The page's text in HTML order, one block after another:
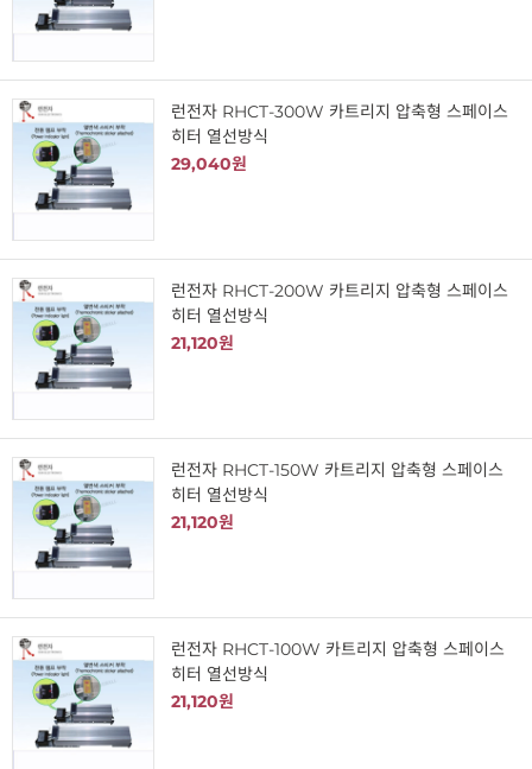
런전자 RHCT-300W 카트리지 압축형 스페이스
히터 열선방식
29,040원
런전자 RHCT-200W 카트리지 압축형 스페이스
히터 열선방식
21,120원
런전자 RHCT-150W 카트리지 압축형 스페이스
히터 열선방식
21,120원
런전자 RHCT-100W 카트리지 압축형 스페이스
히터 열선방식
21,120원